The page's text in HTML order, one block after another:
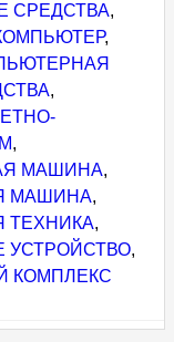
СРЕДСТВА,
,
,
,
МАШИНА,
МАШИНА,
ТЕХНИКА,
УСТРОЙСТВО,
КОМПЛЕКС